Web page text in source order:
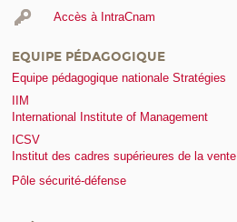
Accès à IntraCnam
EQUIPE PÉDAGOGIQUE
Equipe pédagogique nationale Stratégies
IIM
International Institute of Management
ICSV
Institut des cadres supérieures de la vente
Pôle sécurité-défense